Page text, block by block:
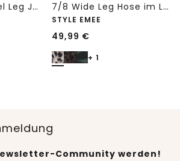
High Waist Barrel Leg Jeans im Loose Fit 7/8 Wide Leg Hose im Loose Fit mit Print
STYLE EMEE
49,99 €
+ 1
Community werden!